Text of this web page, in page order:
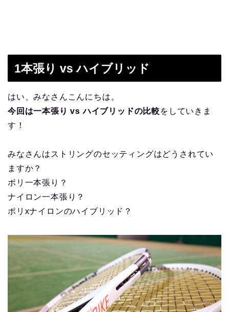
1本張り vs ハイブリッド
はい、みなさんこんにちは。
今回は一本張り vs ハイブリッドの比較をしていきま
す！
みなさんはストリングのセッティングはどうされてい
ますか？
ポリ一本張り？
ナイロン一本張り？
ポリxナイロンのハイブリッド？